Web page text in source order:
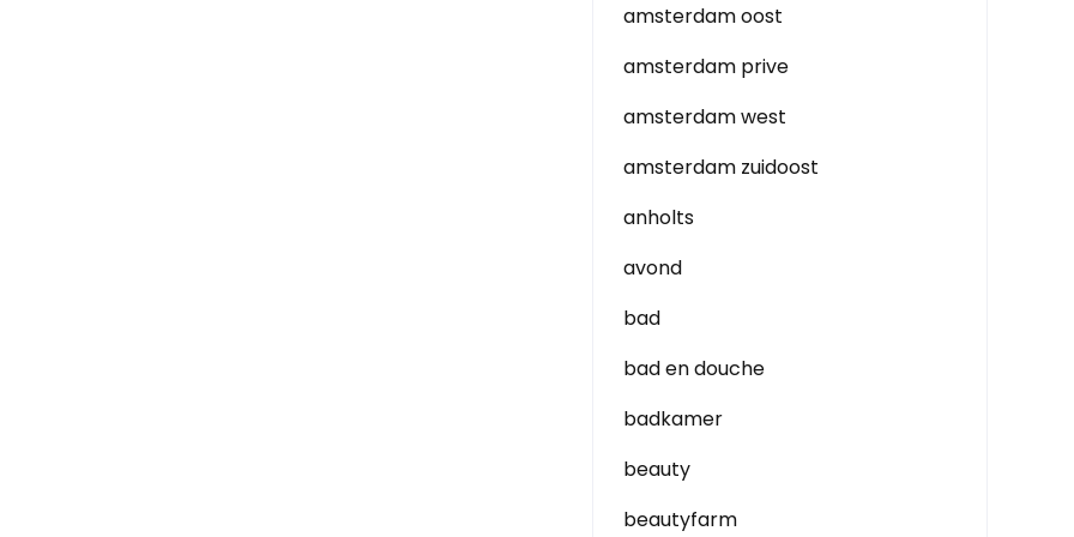
amsterdam oost
amsterdam prive
amsterdam west
amsterdam zuidoost
anholts
avond
bad
bad en douche
badkamer
beauty
beautyfarm